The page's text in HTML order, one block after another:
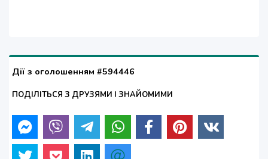
Дії з оголошенням #594446
ПОДІЛІТЬСЯ З ДРУЗЯМИ І ЗНАЙОМИМИ